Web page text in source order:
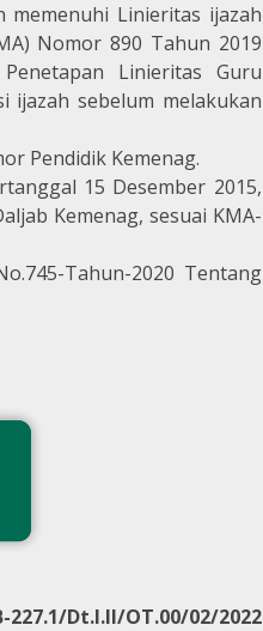
memenuhi Linieritas ijazah
Nomor 890 Tahun 2019
Linieritas Guru
ijazah sebelum melakukan
Pendidik Kemenag.
15 Desember 2015,
Kemenag, sesuai KMA-
Tahun-2020 Tentang
Dt.I.II/OT.00/02/2022